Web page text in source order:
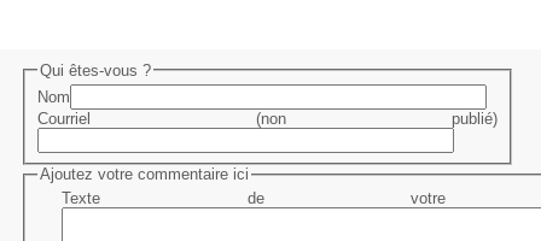
Qui êtes-vous ?
Nom
Courriel (non publié)
Ajoutez votre commentaire ici
Texte de votre